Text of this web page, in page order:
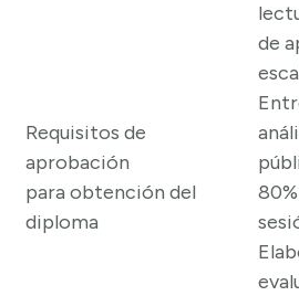
Requisitos de
aprobación
para obtención del
diploma
de